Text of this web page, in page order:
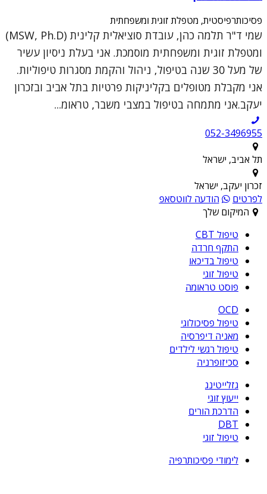
פסיכותרפיסטית, מטפלת זוגית ומשפחתית
שמי ד"ר תלמה כהן, עובדת סוציאלית קלינית (MSW, Ph.D)
ומטפלת זוגית ומשפחתית מוסמכת. אני בעלת ניסיון עשיר
של מעל 30 שנה בטיפול, ניהול והקמת מסגרות טיפוליות.
אני מקבלת מטופלים בקליניקות פרטיות בתל אביב ובזכרון
יעקב.אני מתמחה בטיפול במצבי משבר, טראומ...
052-3496955
תל אביב, ישראל
זכרון יעקב, ישראל
לפרטים
הודעה לווטסאפ
המיקום שלך
טיפול CBT
התקף חרדה
טיפול בדיכאו
טיפול זוגי
פוסט טראומה
OCD
טיפול פסיכולוגי
מאניה דיפרסיה
טיפול רגשי לילדים
סכיזופרניה
גזלייטינג
ייעוץ זוגי
הדרכת הורים
DBT
טיפול זוגי
לימודי פסיכותרפיה